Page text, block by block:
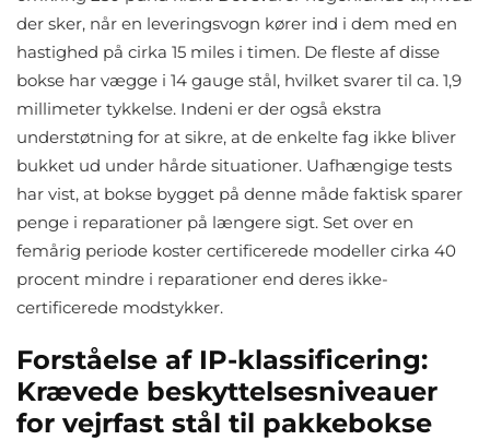
der sker, når en leveringsvogn kører ind i dem med en
hastighed på cirka 15 miles i timen. De fleste af disse
bokse har vægge i 14 gauge stål, hvilket svarer til ca. 1,9
millimeter tykkelse. Indeni er der også ekstra
understøtning for at sikre, at de enkelte fag ikke bliver
bukket ud under hårde situationer. Uafhængige tests
har vist, at bokse bygget på denne måde faktisk sparer
penge i reparationer på længere sigt. Set over en
femårig periode koster certificerede modeller cirka 40
procent mindre i reparationer end deres ikke-
certificerede modstykker.
Forståelse af IP-klassificering:
Krævede beskyttelsesniveauer
for vejrfast stål til pakkebokse